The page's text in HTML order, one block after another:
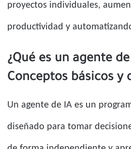
proyectos individuales,
productividad y
¿Qué es un agente de
Conceptos básicos y
Un agente de IA es un
diseñado para tomar